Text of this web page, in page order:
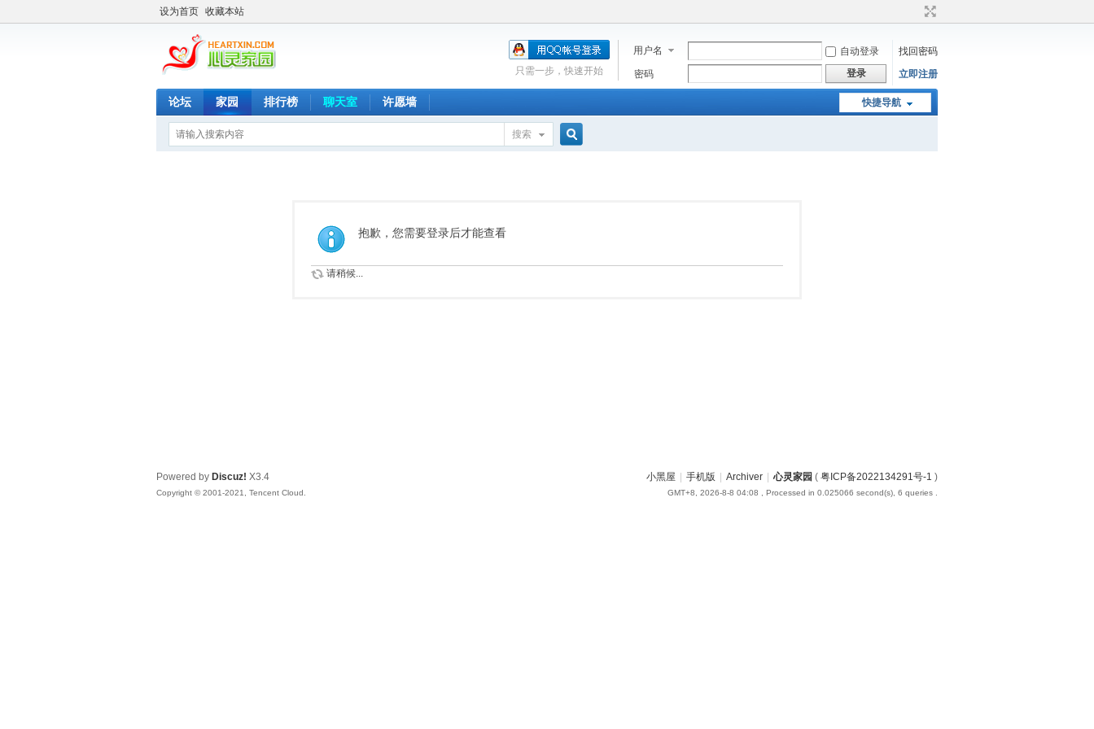
设为首页 收藏本站
用户名 自动登录
找回密码
密码
登录 立即注册
只需一步，快速开始
快捷导航
论坛 家园 排行榜 聊天室 许愿墙
搜索
抱歉，您需要登录后才能查看
请稍候...
小黑屋 手机版 Archiver 心灵家园 ( 粤ICP备2022134291号-1 )
GMT+8, 2026-8-8 04:08 , Processed in 0.025066 second(s), 6 queries .
Powered by Discuz! X3.4
Copyright © 2001-2021, Tencent Cloud.